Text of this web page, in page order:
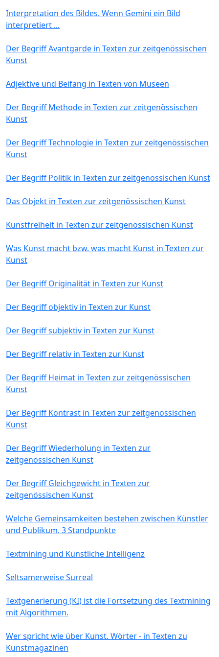
Interpretation des Bildes. Wenn Gemini ein Bild
interpretiert ...
Der Begriff Avantgarde in Texten zur zeitgenössischen
Kunst
Adjektive und Beifang in Texten von Museen
Der Begriff Methode in Texten zur zeitgenössischen
Kunst
Der Begriff Technologie in Texten zur zeitgenössischen
Kunst
Der Begriff Politik in Texten zur zeitgenössischen Kunst
Das Objekt in Texten zur zeitgenössischen Kunst
Kunstfreiheit in Texten zur zeitgenössischen Kunst
Was Kunst macht bzw. was macht Kunst in Texten zur
Kunst
Der Begriff Originalität in Texten zur Kunst
Der Begriff objektiv in Texten zur Kunst
Der Begriff subjektiv in Texten zur Kunst
Der Begriff relativ in Texten zur Kunst
Der Begriff Heimat in Texten zur zeitgenössischen
Kunst
Der Begriff Kontrast in Texten zur zeitgenössischen
Kunst
Der Begriff Wiederholung in Texten zur
zeitgenössischen Kunst
Der Begriff Gleichgewicht in Texten zur
zeitgenössischen Kunst
Welche Gemeinsamkeiten bestehen zwischen Künstler
und Publikum. 3 Standpunkte
Textmining und Künstliche Intelligenz
Seltsamerweise Surreal
Textgenerierung (KI) ist die Fortsetzung des Textmining
mit Algorithmen.
Wer spricht wie über Kunst. Wörter - in Texten zu
Kunstmagazinen